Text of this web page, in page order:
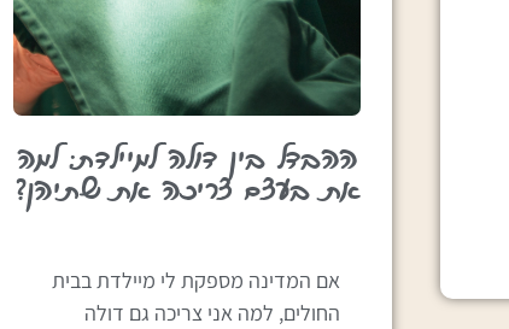
ההבדל בין דולה למיילדת: למה
את בעצם צריכה את שתיהן?
אם המדינה מספקת לי מיילדת בבית
החולים, למה אני צריכה גם דולה